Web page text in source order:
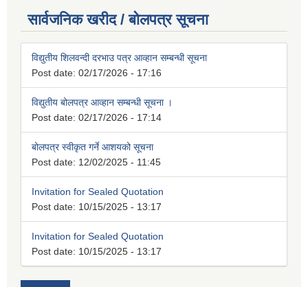
सार्वजनिक खरीद / बोलपत्र सूचना
विद्युतीय शिलवन्दी दरभाउ पत्र आव्हान सम्बन्धी सूचना
Post date: 02/17/2026 - 17:16
विद्युतीय बोलपत्र आव्हान सम्बन्धी सूचना ।
Post date: 02/17/2026 - 17:14
बोलपत्र स्वीकृत गर्ने आशयको सूचना
Post date: 12/02/2025 - 11:45
Invitation for Sealed Quotation
Post date: 10/15/2025 - 13:17
Invitation for Sealed Quotation
Post date: 10/15/2025 - 13:17